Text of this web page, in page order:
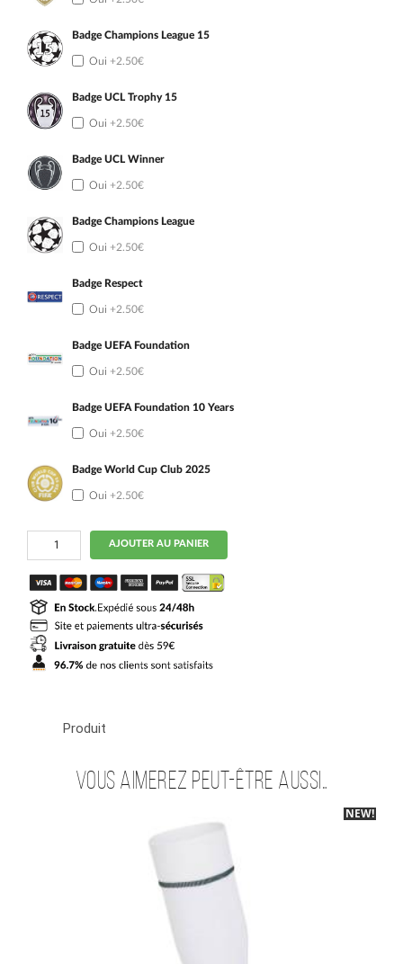
Badge Champions League 15
Oui +2.50€
Badge UCL Trophy 15
Oui +2.50€
Badge UCL Winner
Oui +2.50€
Badge Champions League
Oui +2.50€
Badge Respect
Oui +2.50€
Badge UEFA Foundation
Oui +2.50€
Badge UEFA Foundation 10 Years
Oui +2.50€
Badge World Cup Club 2025
Oui +2.50€
quantité
Maillot
Real
Madrid
Enfant
Domicile
2026
2027
AJOUTER AU PANIER
Produit
Vous aimerez peut-être aussi…
-30%
NEW!